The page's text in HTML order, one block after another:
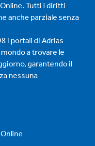
Tutti i diritti
anche parziale senza
i portali di Adrias
a trovare le
garantendo il
nessuna